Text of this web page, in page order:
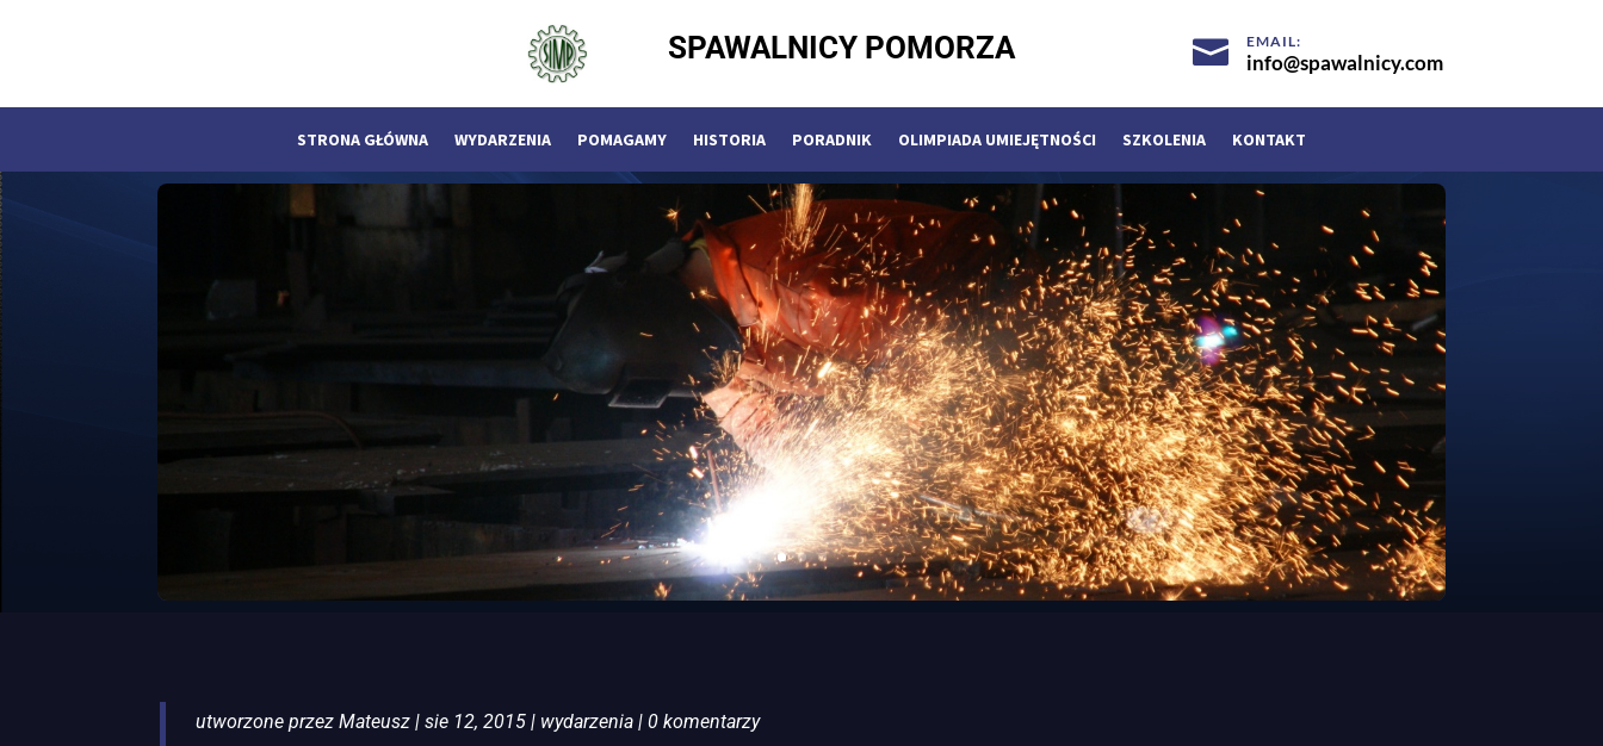
SPAWALNICY POMORZA  EMAIL:
info@spawalnicy.com
STRONA GŁÓWNA WYDARZENIA POMAGAMY HISTORIA PORADNIK OLIMPIADA UMIEJĘTNOŚCI SZKOLENIA KONTAKT
utworzone przezMateusz |sie 12, 2015 | wydarzenia |0 komentarzy